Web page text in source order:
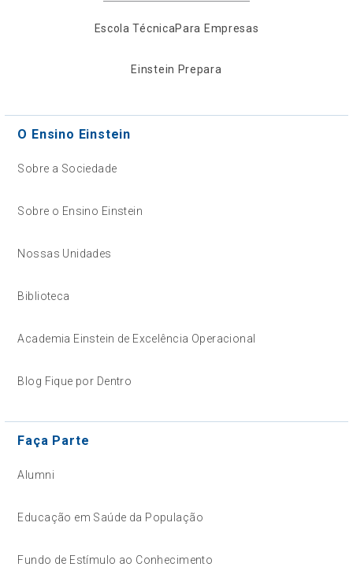
Escola TécnicaPara Empresas
Einstein Prepara
O Ensino Einstein
Sobre a Sociedade
Sobre o Ensino Einstein
Nossas Unidades
Biblioteca
Academia Einstein de Excelência Operacional
Blog Fique por Dentro
Faça Parte
Alumni
Educação em Saúde da População
Fundo de Estímulo ao Conhecimento